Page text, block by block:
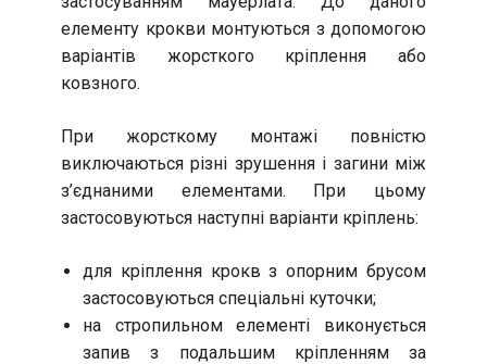
елементу крокви монтуються з допомогою
варіантів жорсткого кріплення або
ковзного.
При жорсткому монтажі повністю
виключаються різні зрушення і загини між
з’єднаними елементами. При цьому
застосовуються наступні варіанти кріплень:
для кріплення крокв з опорним брусом
застосовуються спеціальні куточки;
на стропильном елементі виконується
запив з подальшим кріпленням за